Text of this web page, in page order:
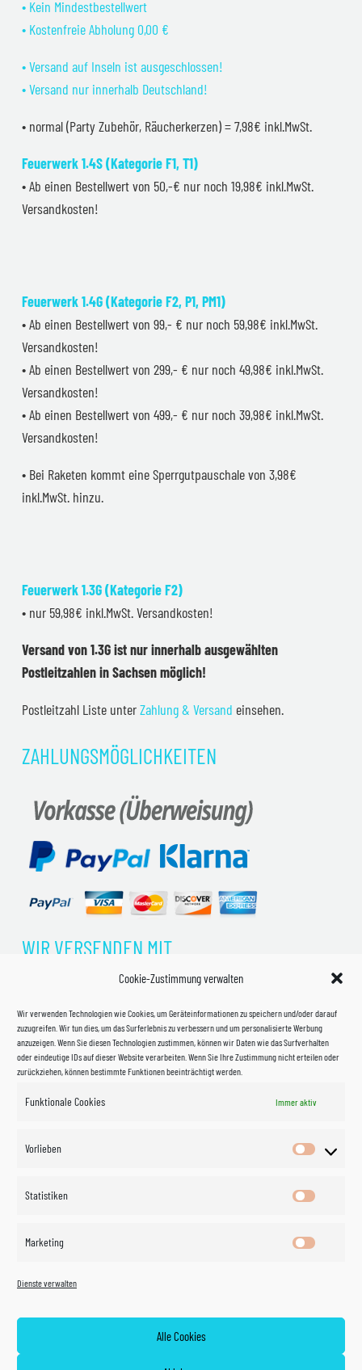
Cookie-Zustimmung verwalten
Wir verwenden Technologien wie Cookies, um Geräteinformationen zu speichern und/oder darauf
zuzugreifen. Wir tun dies, um das Surferlebnis zu verbessern und um personalisierte Werbung
anzuzeigen. Wenn Sie diesen Technologien zustimmen, können wir Daten wie das Surfverhalten
oder eindeutige IDs auf dieser Website verarbeiten. Wenn Sie Ihre Zustimmung nicht erteilen oder
zurückziehen, können bestimmte Funktionen beeinträchtigt werden.
Funktionale Cookies Immer aktiv
Vorlieben
Vorlieben
Statistiken
Marketing
Dienste verwalten
Alle Cookies
• Kein Mindestbestellwert
• Kostenfreie Abholung 0,00 €
• Versand auf Inseln ist ausgeschlossen!
• Versand nur innerhalb Deutschland!
• normal (Party Zubehör, Räucherkerzen) = 7,98€ inkl.MwSt.
Feuerwerk 1.4S (Kategorie F1, T1)
• Ab einen Bestellwert von 50,-€ nur noch 19,98€ inkl.MwSt.
Versandkosten!
Feuerwerk 1.4G (Kategorie F2, P1, PM1)
• Ab einen Bestellwert von 99,- € nur noch 59,98€ inkl.MwSt.
Versandkosten!
• Ab einen Bestellwert von 299,- € nur noch 49,98€ inkl.MwSt.
Versandkosten!
• Ab einen Bestellwert von 499,- € nur noch 39,98€ inkl.MwSt.
Versandkosten!
• Bei Raketen kommt eine Sperrgutpauschale von 3,98€
inkl.MwSt. hinzu.
Feuerwerk 1.3G (Kategorie F2)
• nur 59,98€ inkl.MwSt. Versandkosten!
Versand von 1.3G ist nur innerhalb ausgewählten
Postleitzahlen in Sachsen möglich!
Postleitzahl Liste unterZahlung & Versand einsehen.
ZAHLUNGSMÖGLICHKEITEN
WIR VERSENDEN MIT
©